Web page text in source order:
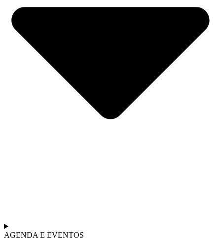
AGENDA E EVENTOS